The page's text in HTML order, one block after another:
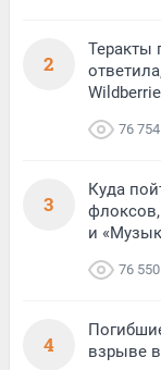
2
Теракты
76 754
3
Куда
и
76 550
4
взрыве